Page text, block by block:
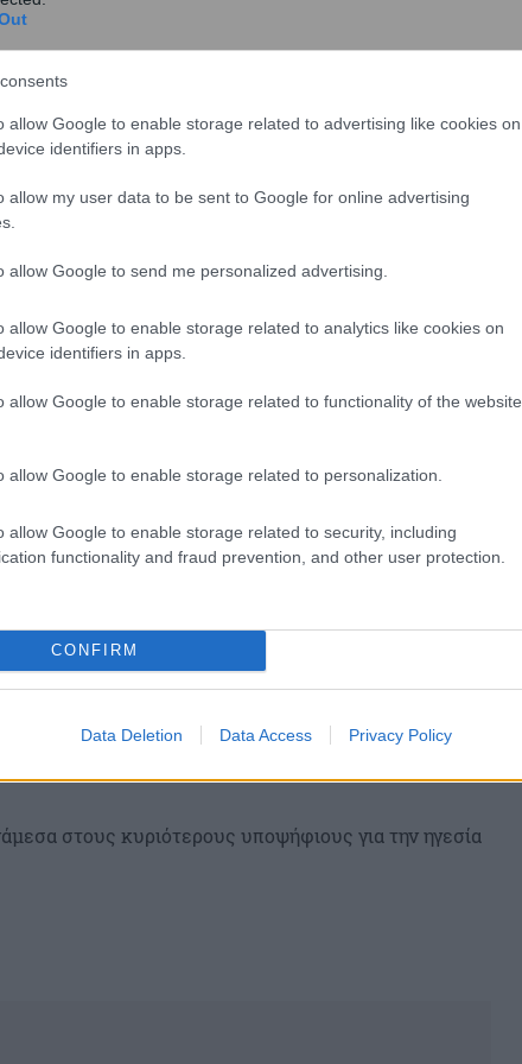
allow Google to enable storage related to advertising like cookies on
identifiers in apps.
allow my user data to be sent to Google for online advertising
allow Google to send me personalized advertising.
allow Google to enable storage related to analytics like cookies on
identifiers in apps.
allow Google to enable storage related to functionality of the website
allow Google to enable storage related to personalization.
allow Google to enable storage related to security, including
functionality and fraud prevention, and other user protection.
CONFIRM
Data Deletion Data Access Privacy Policy
της τον περασμένο μήνα, παραδεχόμενη ότι
της συμφωνίας που έκλεισε με την ΕΕ για το
αναδειχθεί ο νέος ηγέτης των Συντηρητικών
μια διαδικασία που προβλέπεται πως θα
θα λάβει χώρα τη Δευτέρα, με τους υποψήφιους να
οκτώ κοινοβουλευτικών για να μπουν στην
γίνει την Πέμπτη.
στους κυριότερους υποψήφιους για την ηγεσία